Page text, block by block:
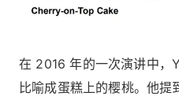
在 2016 年的一次演讲中，
比喻成蛋糕上的樱桃。他